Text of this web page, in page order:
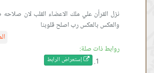
نزل القرأن علي ملك الاعضاء القلب لان
والعكس بالعكس رب اصلح قلوبنا
روابط ذات صلة:
إستعراض الرابط